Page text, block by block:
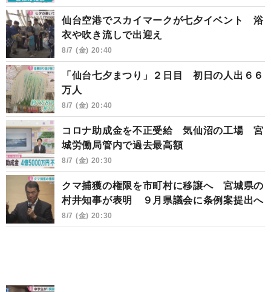
仙台空港でスカイマークが七夕イベント 浴
衣や吹き流しで出迎え
8/7 (金) 20:40
「仙台七夕まつり」２日目 初日の人出６６
万人
8/7 (金) 20:40
コロナ助成金を不正受給 気仙沼の工場 宮
城労働局管内で過去最高額
8/7 (金) 20:30
クマ捕獲の権限を市町村に移譲へ 宮城県の
村井知事が表明 ９月県議会に条例案提出へ
8/7 (金) 20:30